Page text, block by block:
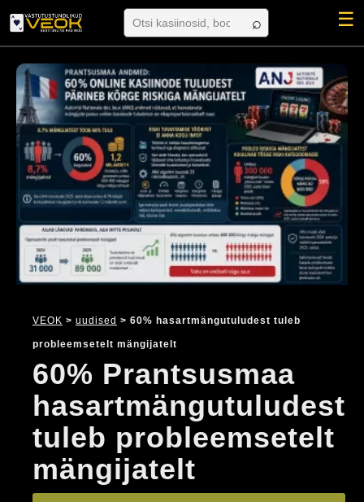
☰
VEOK > uudised > 60% hasartmängutuludest tuleb
probleemsetelt mängijatelt
60% Prantsusmaa
hasartmängutuludest
tuleb probleemsetelt
mängijatelt